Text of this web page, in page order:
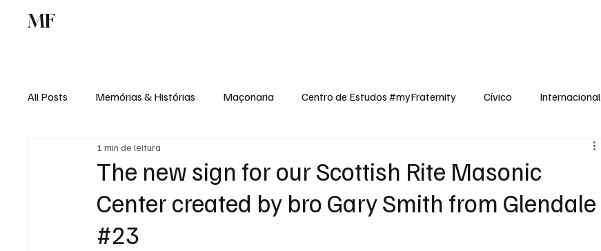
MF
All Posts Memórias & Histórias Maçonaria Centro de Estudos #myFraternity Cívico Internacional
Rádio Digital
The new sign for our Scottish Rite Masonic
Center created by bro Gary Smith from Glendale
#23
1 min de leitura